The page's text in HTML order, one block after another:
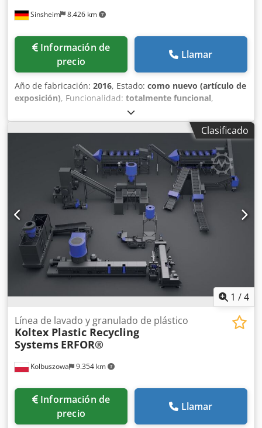
Sinsheim 8.426 km
Información de
precio
Llamar
Año de fabricación: 2016, Estado: como nuevo (artículo de
exposición), Funcionalidad: totalmente funcional,
Arandelas de fricción / separadores de fricción Fabricante:
Neue Herbold Accionamiento: 22 kW para limpiar
partículas trituradas, particularmente escamas de
película, escamas de PET y otros plásticos duros. Crsdpfx
Clasificado
1 /4
Kolbuszowa 9.354 km
Línea de lavado y granulado de plástico
Koltex Plastic Recycling
Systems ERFOR®
Información de
precio
Llamar